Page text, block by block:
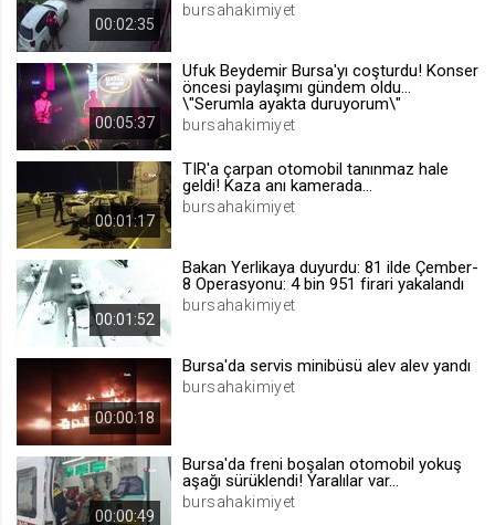
Site içeriği önerme
1 yıl
voteLike*
.web.tv
1 ay
.web.tv
00:02:35
bursahakimiyet
00:05:37
Ufuk Beydemir Bursa'yı coşturdu! Konser
öncesi paylaşımı gündem oldu...
\"Serumla ayakta duruyorum\"
bursahakimiyet
00:01:17
TIR'a çarpan otomobil tanınmaz hale
geldi! Kaza anı kamerada...
bursahakimiyet
00:01:52
Bakan Yerlikaya duyurdu: 81 ilde Çember-
8 Operasyonu: 4 bin 951 firari yakalandı
bursahakimiyet
00:00:18
Bursa'da servis minibüsü alev alev yandı
bursahakimiyet
00:00:49
Bursa'da freni boşalan otomobil yokuş
aşağı sürüklendi! Yaralılar var...
bursahakimiyet